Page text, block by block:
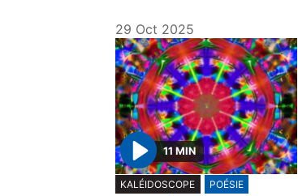
29 Oct 2025
P
l
11 MIN
KALÉIDOSCOPE
POÉSIE